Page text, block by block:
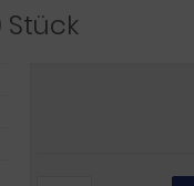
Stück